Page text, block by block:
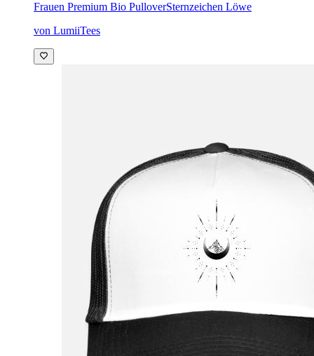
Frauen Premium Bio PulloverSternzeichen Löwe
von LumiiTees